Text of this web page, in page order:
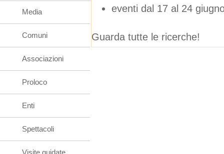
eventi dal 17 al 24
Guarda tutte le ricerche!
Media
Comuni
Associazioni
Proloco
Enti
Spettacoli
Visite guidate